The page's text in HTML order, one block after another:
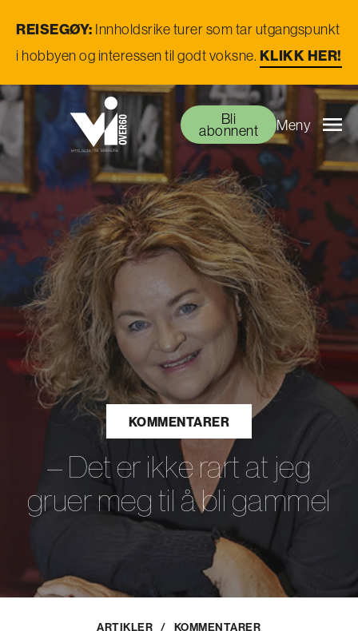
REISEGØY: Innholdsrike turer som tar utgangspunkt
i hobbyen og interessen til godt voksne.KLIKK HER!
Bli
abonnent Meny
KOMMENTARER
– Det er ikke rart at jeg
gruer meg til å bli gammel
ARTIKLER / KOMMENTARER